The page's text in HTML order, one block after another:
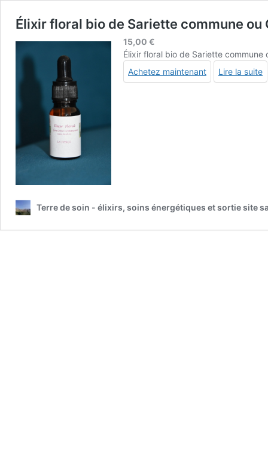
Élixir floral bio de Sariette commune
15,00 €
Élixir floral bio de Sariette commune
Achetez maintenant
Lire la suite
Terre de soin - élixirs, soins énergétiques et sortie site